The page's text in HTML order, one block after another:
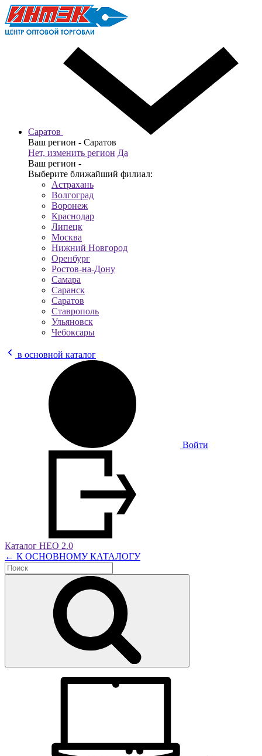
Саратов
Ваш регион - Саратов
Нет, изменить регион Да
Ваш регион -
Выберите ближайший филиал:
Астрахань
Волгоград
Воронеж
Краснодар
Липецк
Москва
Нижний Новгород
Оренбург
Ростов-на-Дону
Самара
Саранск
Саратов
Ставрополь
Ульяновск
Чебоксары
в основной каталог
Войти
Каталог НЕО 2.0
← К ОСНОВНОМУ КАТАЛОГУ